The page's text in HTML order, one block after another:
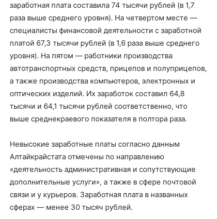
заработная плата составила 74 тысячи рублей (в 1,7
раза выше среднего уровня). На четвертом месте —
специалисты финансовой деятельности с заработной
платой 67,3 тысячи рублей (в 1,6 раза выше среднего
уровня). На пятом — работники производства
автотранспортных средств, прицепов и полуприцепов,
а также производства компьютеров, электронных и
оптических изделий. Их заработок составил 64,8
тысячи и 64,1 тысячи рублей соответственно, что
выше среднекраевого показателя в полтора раза.
Невысокие заработные платы согласно данным
Алтайкрайстата отмечены по направлению
«деятельность административная и сопутствующие
дополнительные услуги», а также в сфере почтовой
связи и у курьеров. Заработная плата в названных
сферах — менее 30 тысяч рублей.